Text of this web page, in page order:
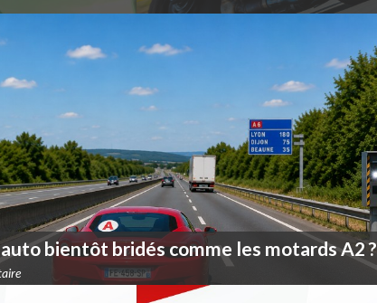
auto bientôt bridéscomme les motardsA2?